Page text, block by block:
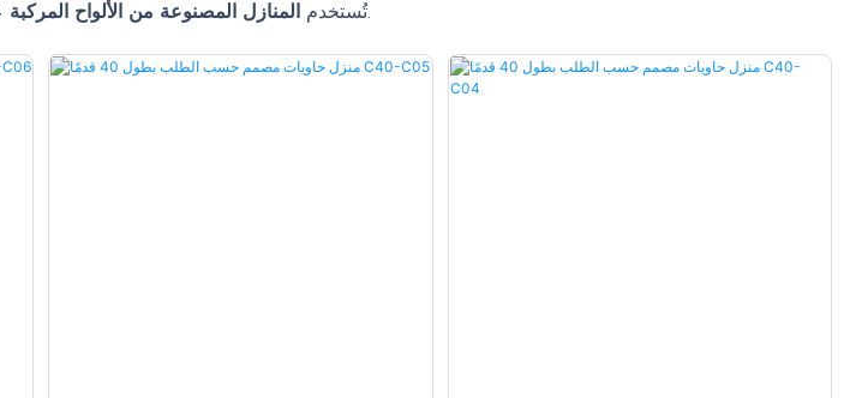
تُستخدم المنازل المصنوعة من الألواح المركبة على نطاق واسع في المباني السكنية والصناعية والمؤقتة حيث تكون الكفاءة والأداء أمراً ضرورياً.